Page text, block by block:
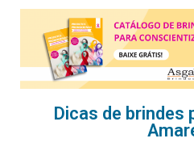
Dicas de brindes